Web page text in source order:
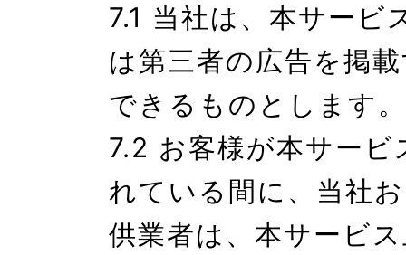
7.1 当社は、本サービ
は第三者の広告を掲
できるものとします。
7.2 お客様が本サービ
れている間に、当社
供業者は、本サービ